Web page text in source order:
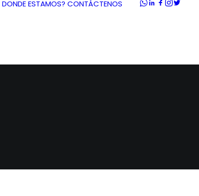
DONDE ESTAMOS? CONTÁCTENOS